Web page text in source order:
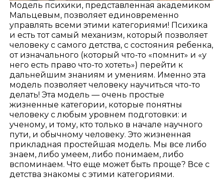
Модель психики, представленная академиком
Мальцевым, позволяет единовременно
управлять всеми этими категориями! Психика
и есть тот самый механизм, который позволяет
человеку с самого детства, с состояния ребенка,
от изначального (который что-то «помнит» и «у
него есть право что-то хотеть») перейти к
дальнейшим знаниям и умениям. Именно эта
модель позволяет человеку научиться что-то
делать! Эта модель — очень простые
жизненные категории, которые понятны
человеку с любым уровнем подготовки: и
ученому, и тому, кто только в начале научного
пути, и обычному человеку. Это жизненная
прикладная простейшая модель. Мы все либо
знаем, либо умеем, либо понимаем, либо
вспоминаем. Что еще может быть проще? Все с
детства знакомы с этими категориями.